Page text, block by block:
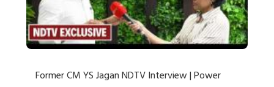
Former CM YS Jagan NDTV Interview | Power